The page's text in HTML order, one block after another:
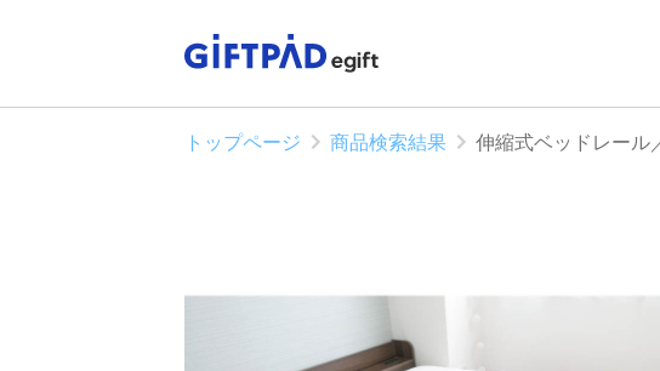
トップページ 商品検索結果 伸縮式ベッドレール